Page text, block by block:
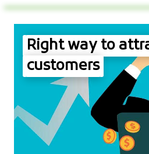
Right way to
customers